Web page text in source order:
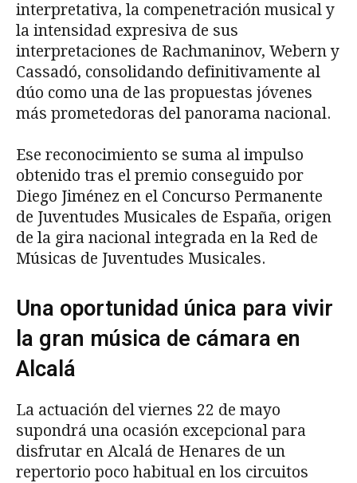
interpretativa, la compenetración musical y
la intensidad expresiva de sus
interpretaciones de Rachmaninov, Webern y
Cassadó, consolidando definitivamente al
dúo como una de las propuestas jóvenes
más prometedoras del panorama nacional.
Ese reconocimiento se suma al impulso
obtenido tras el premio conseguido por
Diego Jiménez en el Concurso Permanente
de Juventudes Musicales de España, origen
de la gira nacional integrada en la Red de
Músicas de Juventudes Musicales.
Una oportunidad única para vivir
la gran música de cámara en
Alcalá
La actuación del viernes 22 de mayo
supondrá una ocasión excepcional para
disfrutar en Alcalá de Henares de un
repertorio poco habitual en los circuitos